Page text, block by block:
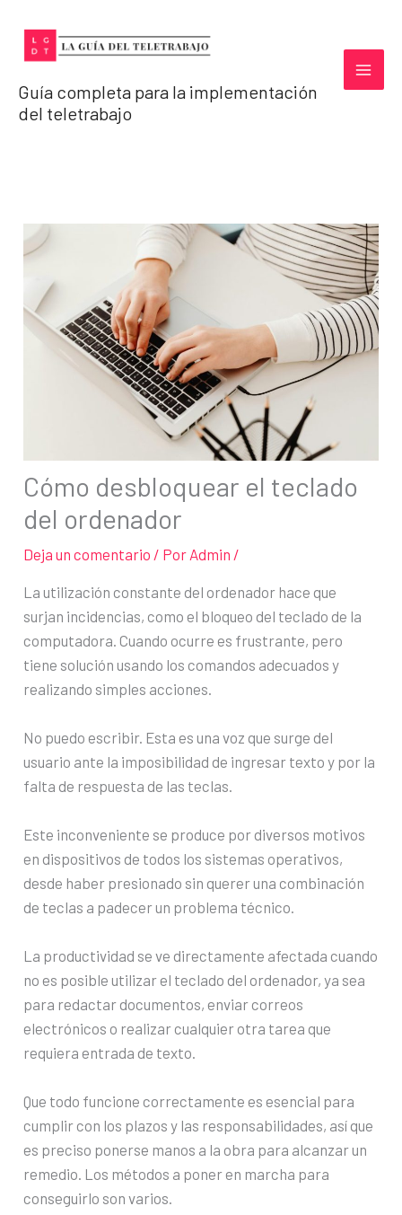
contenido
Guía completa para la implementación
del teletrabajo
Cómo desbloquear el teclado
del ordenador
Deja un comentario / Por Admin /
La utilización constante del ordenador hace que
surjan incidencias, como el bloqueo del teclado de la
computadora. Cuando ocurre es frustrante, pero
tiene solución usando los comandos adecuados y
realizando simples acciones.
No puedo escribir. Esta es una voz que surge del
usuario ante la imposibilidad de ingresar texto y por la
falta de respuesta de las teclas.
Este inconveniente se produce por diversos motivos
en dispositivos de todos los sistemas operativos,
desde haber presionado sin querer una combinación
de teclas a padecer un problema técnico.
La productividad se ve directamente afectada cuando
no es posible utilizar el teclado del ordenador, ya sea
para redactar documentos, enviar correos
electrónicos o realizar cualquier otra tarea que
requiera entrada de texto.
Que todo funcione correctamente es esencial para
cumplir con los plazos y las responsabilidades, así que
es preciso ponerse manos a la obra para alcanzar un
remedio. Los métodos a poner en marcha para
conseguirlo son varios.